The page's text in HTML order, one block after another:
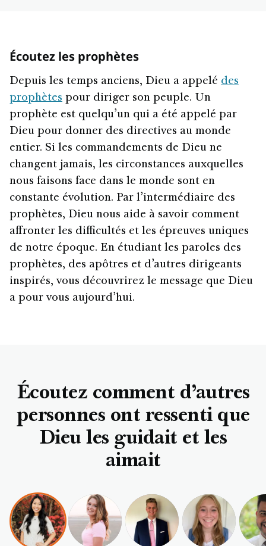
Écoutez les prophètes
Depuis les temps anciens, Dieu a appelé des
prophètes pour diriger son peuple. Un
prophète est quelqu’un qui a été appelé par
Dieu pour donner des directives au monde
entier. Si les commandements de Dieu ne
changent jamais, les circonstances auxquelles
nous faisons face dans le monde sont en
constante évolution. Par l’intermédiaire des
prophètes, Dieu nous aide à savoir comment
affronter les difficultés et les épreuves uniques
de notre époque. En étudiant les paroles des
prophètes, des apôtres et d’autres dirigeants
inspirés, vous découvrirez le message que Dieu
a pour vous aujourd’hui.
Écoutez comment d’autres
personnes ont ressenti que
Dieu les guidait et les
aimait